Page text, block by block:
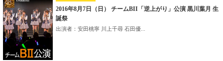
2016年8月7日（日） チームBII「逆上がり」公演 黒川葉月 生
誕祭
出演者：安田桃寧 川上千尋 石田優...